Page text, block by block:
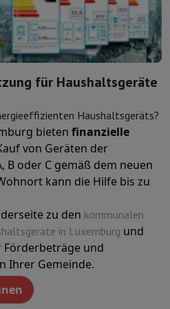
HülleUniverselle Schutzhülle
Ladegeräte für das AutoApple
Kabel Autohalterung
Nokia
AutoRadarwarner Coyote
Fotodrucker
portabler Computer 2-in-1-
All-in-One-Computer
E-ReaderApple iPadSamsung
Instant Ink Tintenstrahldrucker
TastaturMausPC-Headsets
für Haushaltsgeräte
Haushaltsgeräts?
bieten finanzielle
von Geräten der
B oder C gemäß dem neuen
kann die Hilfe bis zu
zu den kommunalen
in Luxemburg und
Förderbeträge und
Ihrer Gemeinde.